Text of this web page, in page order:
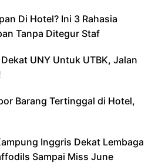
Di Hotel? Ini 3 Rahasia
Tanpa Ditegur Staf
UNY Untuk UTBK, Jalan
Barang Tertinggal di Hotel,
Inggris Dekat Lembaga
Sampai Miss June